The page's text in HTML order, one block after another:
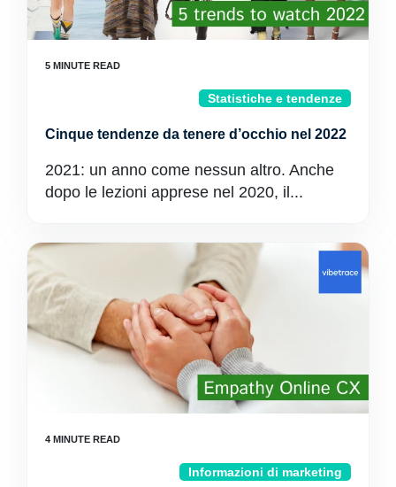
Statistiche e tendenze
Cinque tendenze da tenere d’occhio nel 2022
2021: un anno come nessun altro. Anche
dopo le lezioni apprese nel 2020, il...
Informazioni di marketing